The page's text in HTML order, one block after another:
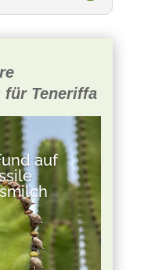
Teneriffa
auf